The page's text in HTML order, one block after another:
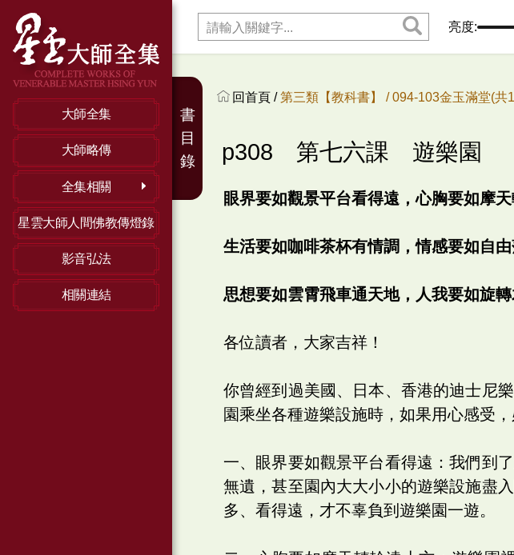
大師全集
大師略傳
全集相關
星雲大師人間佛教傳燈錄
影音弘法
相關連結
亮度:
回首頁 /第三類【教科書】 /094-103金玉滿堂(共
p308 第七六課 遊樂園
眼界要如觀景平台看得遠，心胸要如摩天
生活要如咖啡茶杯有情調，情感要如自由
思想要如雲霄飛車通天地，人我要如旋轉
各位讀者，大家吉祥！
你曾經到過美國、日本、香港的迪士尼
園乘坐各種遊樂設施時，如果用心感受
一、眼界要如觀景平台看得遠：我們到
無遺，甚至園內大大小小的遊樂設施盡
多、看得遠，才不辜負到遊樂園一遊。
書
目
錄